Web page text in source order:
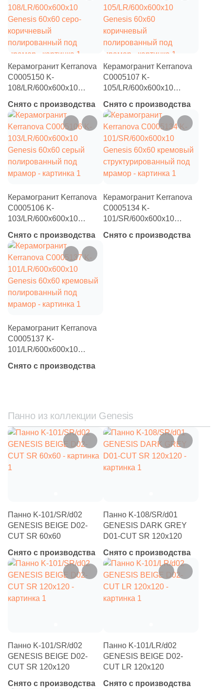
Камень
Размер, см
20x20
20x40
40x80
30x60
60x60
Производитель
Kerama Marazzi
Laparet
Altacera
Alma Ceramica
New Trend
Страна
Россия
Индия
Испания
Италия
Прямоугольная
Формы шеврон
Керамогранит Kerranova
С0005150 K-
108/LR/600x600x10
коричневый
полированный под
мрамор
Снято с производства
Керамогранит Kerranova
С0005107 K-
105/LR/600x600x10
коричневый
полированный под
мрамор
Снято с производства
Керамогранит Kerranova
С0005106 K-
103/LR/600x600x10
полированный под
мрамор
Снято с производства
Керамогранит Kerranova
С0005134 K-
101/SR/600x600x10
структурированный под
Снято с производства
Керамогранит Kerranova
С0005137 K-
101/LR/600x600x10
полированный под
Снято с производства
Панно из коллекции Genesis
Панно K-101/SR/d02
GENESIS BEIGE D02-
CUT SR 60х60
Снято с производства
Панно K-108/SR/d01
GENESIS DARK GREY
D01-CUT SR 120х120
Снято с производства
Панно K-101/SR/d02
GENESIS BEIGE D02-
CUT SR 120х120
Снято с производства
Панно K-101/LR/d02
GENESIS BEIGE D02-
CUT LR 120х120
Снято с производства